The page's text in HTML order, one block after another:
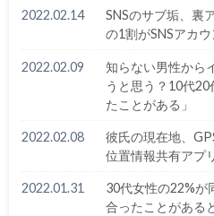
2022.02.14
SNSのサブ垢、裏
の1割がSNSアカ
2022.02.09
知らない男性から
うと思う？10代
たことがある」
2022.02.08
彼氏の現在地、
位置情報共有アプ
2022.01.31
30代女性の22%が
合ったことがある